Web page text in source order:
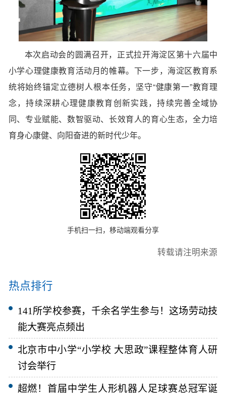
本次启动会的圆满召开，正式拉开海淀区第十六届中
小学心理健康教育活动月的帷幕。下一步，海淀区教育系
统将始终锚定立德树人根本任务，坚守“健康第一”教育理
念，持续深耕心理健康教育创新实践，持续完善全域协
同、专业赋能、数智驱动、长效育人的育心生态，全力培
育身心康健、向阳奋进的新时代少年。
手机扫一扫，移动端观看分享
转载请注明来源
热点排行
141所学校参赛，千余名学生参与！这场劳动技
能大赛亮点频出
北京市中小学“小学校 大思政”课程整体育人研
讨会举行
超燃！首届中学生人形机器人足球赛总冠军诞